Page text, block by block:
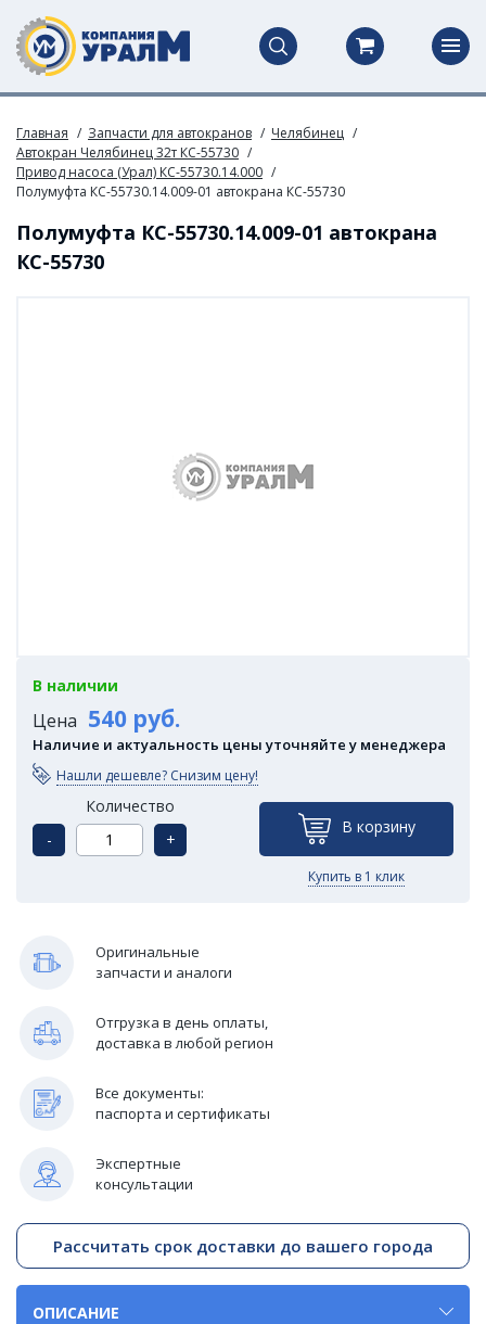
Главная Запчасти для автокранов
Челябинец
Автокран Челябинец 32т КС-55730
Привод насоса (Урал) КС-55730.14.000
Полумуфта КС-55730.14.009-01 автокрана КС-55730
Полумуфта КС-55730.14.009-01 автокрана
КС-55730
В наличии
Цена 540 руб.
Наличие и актуальность цены уточняйте у менеджера
Нашли дешевле? Снизим цену!
Количество
-
+
В корзину
Купить в 1 клик
Оригинальные
запчасти и аналоги
Отгрузка в день оплаты,
доставка в любой регион
Все документы:
паспорта и сертификаты
Экспертные
консультации
Рассчитать срок доставки до вашего города
ОПИСАНИЕ